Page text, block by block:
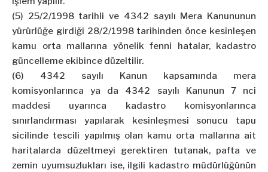
(5) 25/2/1998 tarihli ve 4342 sayılı Mera Kanununun
yürürlüğe girdiği 28/2/1998 tarihinden önce kesinleşen
kamu orta mallarına yönelik fenni hatalar, kadastro
güncelleme ekibince düzeltilir.
(6) 4342 sayılı Kanun kapsamında mera
komisyonlarınca ya da 4342 sayılı Kanunun 7 nci
maddesi uyarınca kadastro komisyonlarınca
sınırlandırması yapılarak kesinleşmesi sonucu tapu
sicilinde tescili yapılmış olan kamu orta mallarına ait
haritalarda düzeltmeyi gerektiren tutanak, pafta ve
zemin uyumsuzlukları ise, ilgili kadastro müdürlüğünün